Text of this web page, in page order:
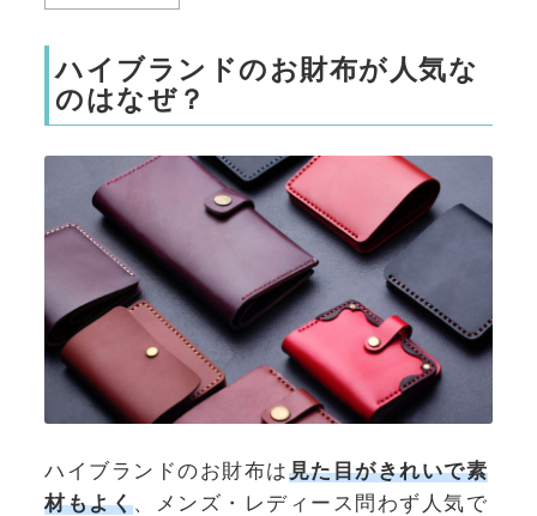
ハイブランドのお財布が人気な
のはなぜ？
ハイブランドのお財布は見た目がきれいで素
材もよく、メンズ・レディース問わず人気で